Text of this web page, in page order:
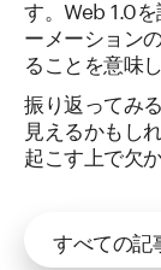
す。Web 1.0
ーメーション
ることを意味し
振り返ってみ
見えるかもし
起こす上で欠
すべての記